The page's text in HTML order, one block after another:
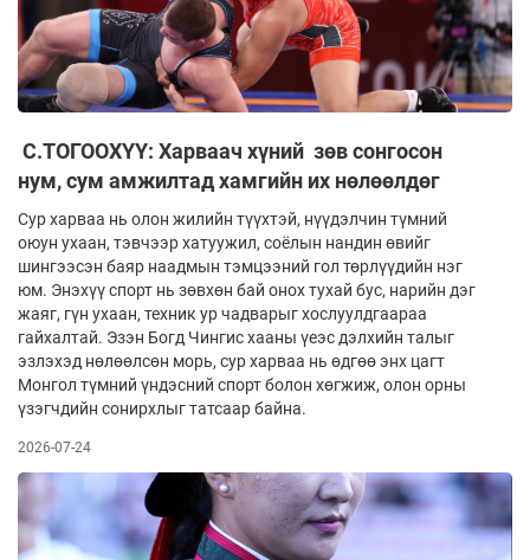
С.ТОГООХҮҮ: Харваач хүний зөв сонгосон
нум, сум амжилтад хамгийн их нөлөөлдөг
Сур харваа нь олон жилийн түүхтэй, нүүдэлчин түмний
оюун ухаан, тэвчээр хатуужил, соёлын нандин өвийг
шингээсэн баяр наадмын тэмцээний гол төрлүүдийн нэг
юм. Энэхүү спорт нь зөвхөн бай онох тухай бус, нарийн дэг
жаяг, гүн ухаан, техник ур чадварыг хослуулдгаараа
гайхалтай. Эзэн Богд Чингис хааны үеэс дэлхийн талыг
эзлэхэд нөлөөлсөн морь, сур харваа нь өдгөө энх цагт
Монгол түмний үндэсний спорт болон хөгжиж, олон орны
үзэгчдийн сонирхлыг татсаар байна.
2026-07-24